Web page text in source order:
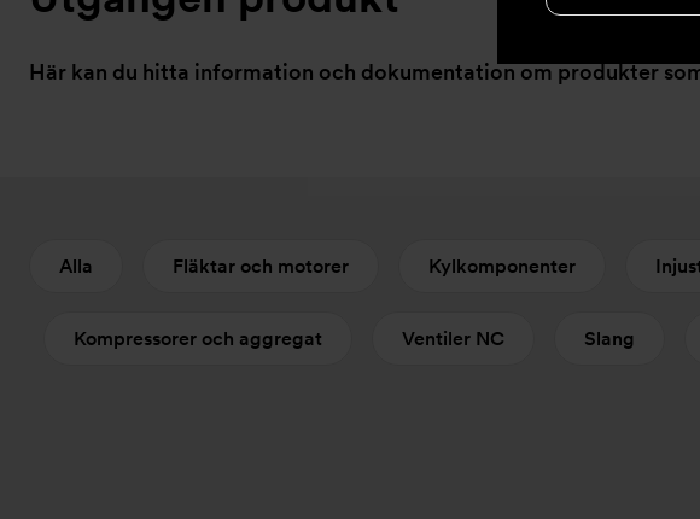
Här kan du hitta information och dokumentation om produkter
Alla Fläktar och motorer Kylkomponenter
Kompressorer och aggregat Ventiler NC Slang